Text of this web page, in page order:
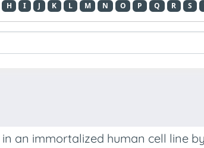
H I J K L M N O P Q R S
an immortalized human cell line